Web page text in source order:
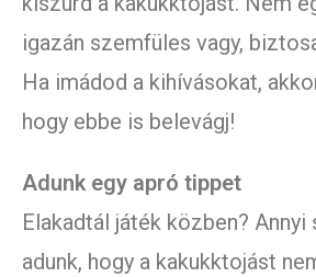
igazán szemfüles vagy,
Ha imádod a kihívásokat,
hogy ebbe is belevágj!
Adunk egy apró tippet
Elakadtál játék közben?
adunk, hogy a kakukktojást